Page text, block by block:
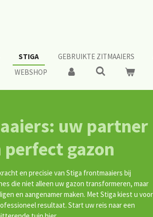
STIGA GEBRUIKTE ZITMAAIERS
WEBSHOP
uw partner
perfect gazon
en precisie van Stiga frontmaaiers bij
die niet alleen uw gazon transformeren, maar
en aangenamer maken. Met Stiga kiest u voor
resultaat. Start uw reis naar een